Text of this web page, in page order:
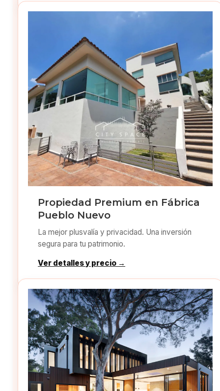
Propiedad Premium en Fábrica
Pueblo Nuevo
La mejor plusvalía y privacidad. Una inversión
segura para tu patrimonio.
Ver detalles y precio →